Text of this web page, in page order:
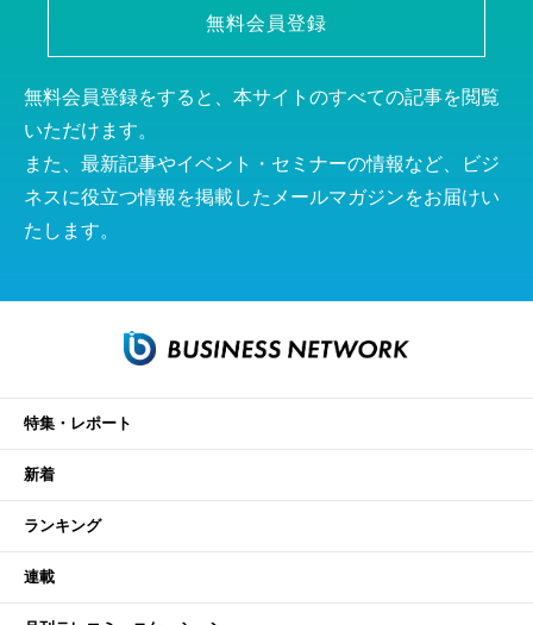
無料会員登録
無料会員登録をすると、本サイトのすべての記事を閲覧
いただけます。
また、最新記事やイベント・セミナーの情報など、ビジ
ネスに役立つ情報を掲載したメールマガジンをお届けい
たします。
特集・レポート
新着
ランキング
連載